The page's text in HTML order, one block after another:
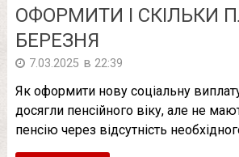
ОФОРМИТИ І СКІЛЬКИ
БЕРЕЗНЯ
7.03.2025 в 22:39
Як оформити нову соціальну виплату
досягли пенсійного віку, але не
пенсію через відсутність